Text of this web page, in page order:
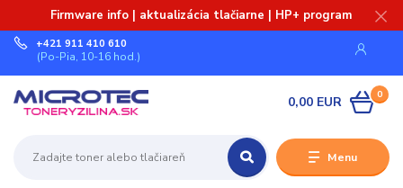
Firmware info | aktualizácia tlačiarne | HP+ program
Menu
+421 911 410 610
(Po-Pia, 10-16 hod.)
0
0,00 EUR